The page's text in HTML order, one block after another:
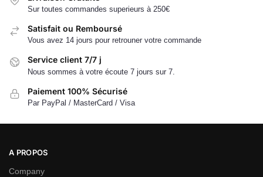
Sur toutes commandes superieurs à 250€
Satisfait ou Remboursé
Vous avez 14 jours pour retrouner votre commande
Service client 7/7 j
Nous sommes à votre écoute 7 jours sur 7.
Paiement 100% Sécurisé
Par PayPal / MasterCard / Visa
A PROPOS
Company